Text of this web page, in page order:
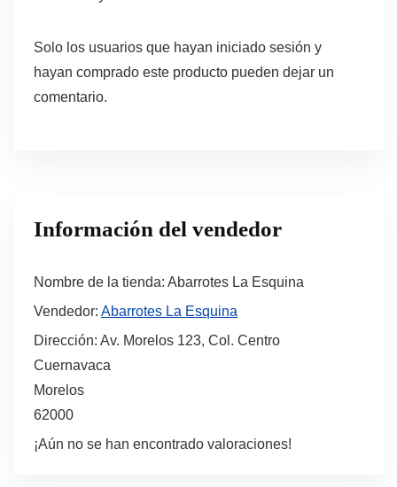
Solo los usuarios que hayan iniciado sesión y
hayan comprado este producto pueden dejar un
comentario.
Información del vendedor
Nombre de la tienda: Abarrotes La Esquina
Vendedor: Abarrotes La Esquina
Dirección: Av. Morelos 123, Col. Centro
Cuernavaca
Morelos
62000
¡Aún no se han encontrado valoraciones!